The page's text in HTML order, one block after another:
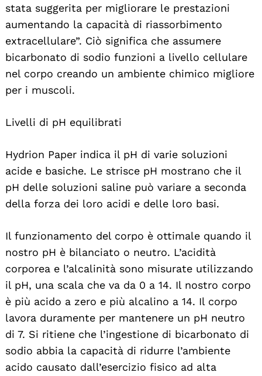
stata suggerita per migliorare le prestazioni
aumentando la capacità di riassorbimento
extracellulare”. Ciò significa che assumere
bicarbonato di sodio funzioni a livello cellulare
nel corpo creando un ambiente chimico migliore
per i muscoli.
Livelli di pH equilibrati
Hydrion Paper indica il pH di varie soluzioni
acide e basiche. Le strisce pH mostrano che il
pH delle soluzioni saline può variare a seconda
della forza dei loro acidi e delle loro basi.
Il funzionamento del corpo è ottimale quando il
nostro pH è bilanciato o neutro. L’acidità
corporea e l’alcalinità sono misurate utilizzando
il pH, una scala che va da 0 a 14. Il nostro corpo
è più acido a zero e più alcalino a 14. Il corpo
lavora duramente per mantenere un pH neutro
di 7. Si ritiene che l’ingestione di bicarbonato di
sodio abbia la capacità di ridurre l’ambiente
acido causato dall’esercizio fisico ad alta